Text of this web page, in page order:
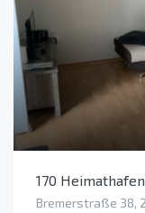
170
Bremerstraße 38,